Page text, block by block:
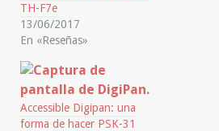
TH-F7e
13/06/2017
En «Reseñas»
Accessible Digipan: una
forma de hacer PSK-31